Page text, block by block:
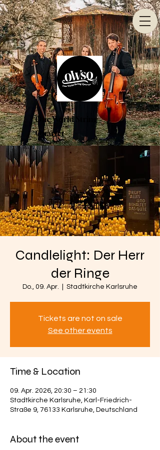
One World String
Quartet
Candlelight: Der Herr
der Ringe
Do., 09. Apr. Stadtkirche Karlsruhe
Tickets are not on sale
See other events
Time & Location
09. Apr. 2026, 20:30 – 21:30
Stadtkirche Karlsruhe, Karl-Friedrich-
Straße 9, 76133 Karlsruhe, Deutschland
About the event